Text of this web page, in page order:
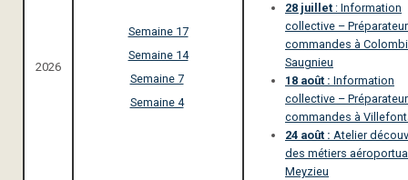
2026
Semaine 17
Semaine 14
Semaine 7
Semaine 4
28 juillet : Information
collective –
commandes à
Saugnieu
18 août : Information
collective –
commandes à
24 août : Atelier
des métiers
Meyzieu